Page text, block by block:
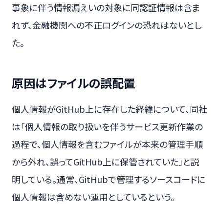
事象に伴う情報漏えいの対象に同認証情報は含ま
れず、金融機関への不正ログインの恐れはないとし
た。
原因はファイルの誤配置
個人情報がGitHub上に存在した経緯について、同社
は「個人情報の取り扱いを伴うサービス更新作業の
過程で、個人情報を含むファイルが本来の管理手順
から外れ、誤ってGitHub上に保管されていた」と説
明している。通常、GitHubで管理するソースコードに
個人情報は含めない運用としているという。